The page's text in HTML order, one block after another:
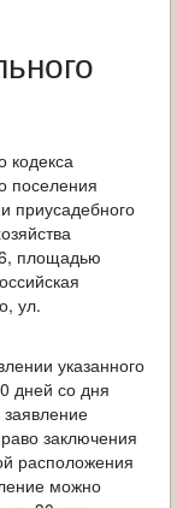
кодекса
поселения
приусадебного
площадью
ул.
указанного
дней со дня
заключения
расположения
можно